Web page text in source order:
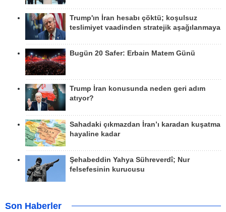
Trump'ın İran hesabı çöktü; koşulsuz
teslimiyet vaadinden stratejik aşağılanmaya
Bugün 20 Safer: Erbain Matem Günü
Trump İran konusunda neden geri adım
atıyor?
Sahadaki çıkmazdan İran’ı karadan kuşatma
hayaline kadar
Şehabeddin Yahya Sühreverdî; Nur
felsefesinin kurucusu
Son Haberler